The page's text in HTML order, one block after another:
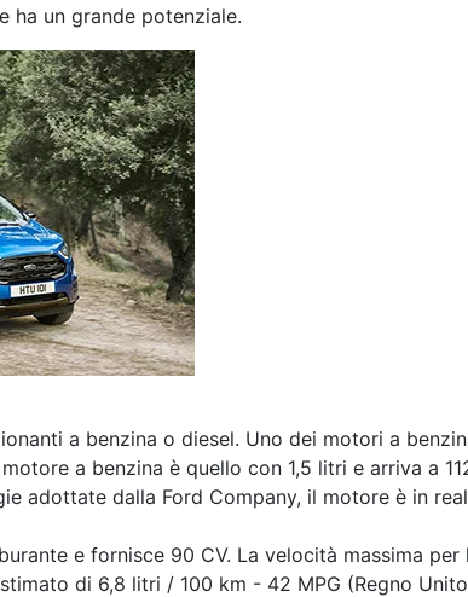
ha un grande potenziale.
a benzina o diesel. Uno dei motori a
a benzina è quello con 1,5 litri e arriva a
adottate dalla Ford Company, il motore è in
e fornisce 90 CV. La velocità massima
di 6,8 litri / 100 km - 42 MPG (Regno